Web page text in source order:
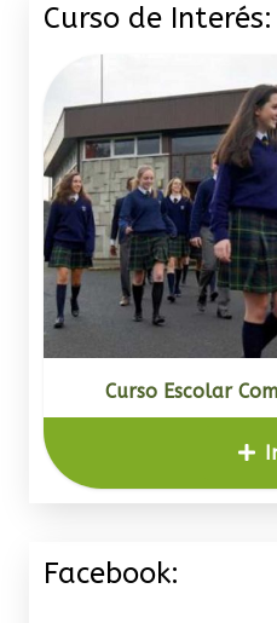
Curso de Interés:
Curso Escolar
Facebook: